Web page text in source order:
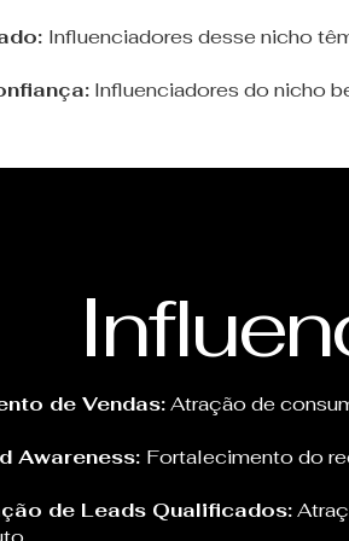
Influenciadores desse nicho
Influenciadores do nicho
de Vendas:Atração de
Awareness: Fortalecimento do
de Leads Qualificados: